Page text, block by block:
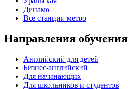
Динамо
Все станции метро
Направления обучения
Английский для детей
Бизнес-английский
Для начинающих
Для школьников и студентов